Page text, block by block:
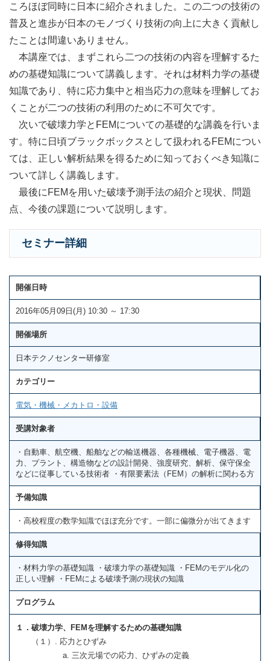
ころほぼ同時に日本に紹介されました。この二つの技術の
普及と進歩が日本のモノづくり技術の向上に大きく貢献し
たことは間違いありません。
本講座では、まずこれら二つの技術の内容を理解するた
めの基礎知識について講義します。それは材料力学の基礎
知識であり、特に応力集中と相当応力の意味を理解してお
くことが二つの技術の利用のために不可欠です。
次いで破壊力学とFEMについての基礎的な講義を行いま
す。特に日頃ブラックボックスとして扱われるFEMについ
ては、正しい解析結果を得るために知っておくべき知識に
ついて詳しく講義します。
最後にFEMを用いた破壊予測手法の紹介と現状、問題
点、今後の課題について説明します。
セミナー詳細
開催日時
2016年05月09日(月) 10:30 ～ 17:30
開催場所
日本テクノセンター研修室
カテゴリー
電気・機械・メカトロ・設備
受講対象者
・自動車、航空機、船舶などの輸送機器、各種機械、電子機器、電
力、プラント、構造物などの設計開発、強度研究、解析、保守保全
などに従事している技術者 ・有限要素法（FEM）の解析に関わる方
予備知識
・高校程度の数学知識でほぼ充分です。一部に偏微分が出てきます
修得知識
・材料力学の基礎知識 ・破壊力学の基礎知識 ・FEMのモデル化の
正しい理解 ・FEMによる破壊予測の現状の知識
プログラム
１．破壊力学、FEMを理解するための基礎知識
（１）. 応力とひずみ
a. 三次元場での応力、ひずみの定義